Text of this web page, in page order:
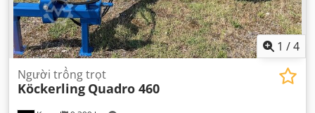
1 /4
Người trồng trọt
Köckerling Quadro 460